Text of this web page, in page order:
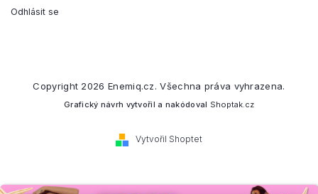
Odhlásit se
Vytvořil Shoptet
Copyright 2026 Enemiq.cz. Všechna práva vyhrazena.
Grafický návrh vytvořil a nakódoval Shoptak.cz